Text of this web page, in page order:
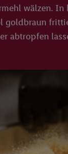
wälzen. In
goldbraun
abtropfen